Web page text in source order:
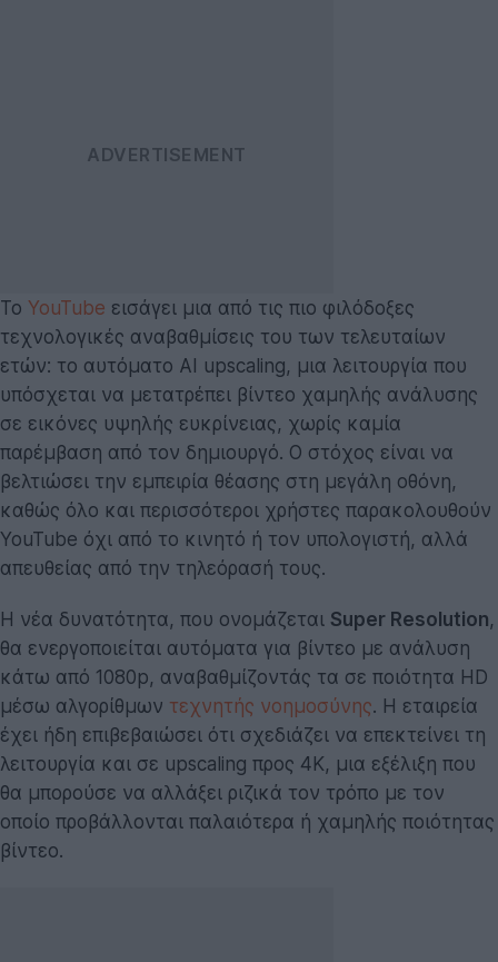
Το YouTube εισάγει μια από τις πιο φιλόδοξες
τεχνολογικές αναβαθμίσεις του των τελευταίων
ετών: το αυτόματο AI upscaling, μια λειτουργία που
υπόσχεται να μετατρέπει βίντεο χαμηλής ανάλυσης
σε εικόνες υψηλής ευκρίνειας, χωρίς καμία
παρέμβαση από τον δημιουργό. Ο στόχος είναι να
βελτιώσει την εμπειρία θέασης στη μεγάλη οθόνη,
καθώς όλο και περισσότεροι χρήστες παρακολουθούν
YouTube όχι από το κινητό ή τον υπολογιστή, αλλά
απευθείας από την τηλεόρασή τους.
Η νέα δυνατότητα, που ονομάζεται Super Resolution,
θα ενεργοποιείται αυτόματα για βίντεο με ανάλυση
κάτω από 1080p, αναβαθμίζοντάς τα σε ποιότητα HD
μέσω αλγορίθμων τεχνητής νοημοσύνης. Η εταιρεία
έχει ήδη επιβεβαιώσει ότι σχεδιάζει να επεκτείνει τη
λειτουργία και σε upscaling προς 4K, μια εξέλιξη που
θα μπορούσε να αλλάξει ριζικά τον τρόπο με τον
οποίο προβάλλονται παλαιότερα ή χαμηλής ποιότητας
βίντεο.